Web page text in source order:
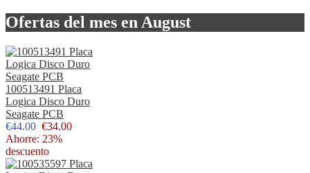
Ofertas del mes en August
100513491 Placa
Logica Disco Duro
Seagate PCB
€44.00 €34.00
Ahorre: 23%
descuento